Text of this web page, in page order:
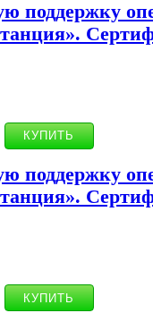
поддержку
поддержку